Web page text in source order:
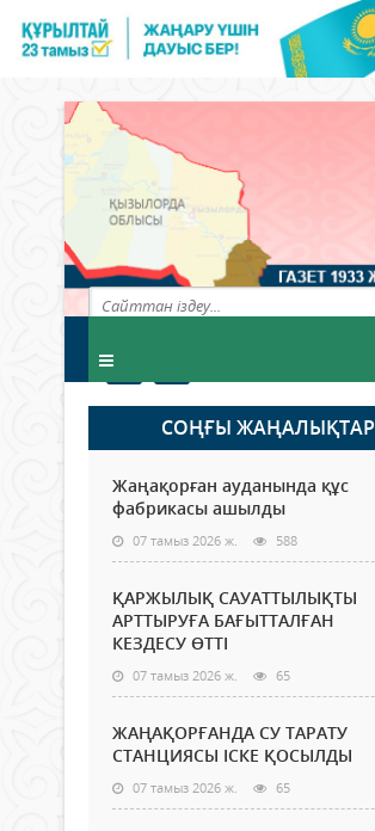
СОҢҒЫ ЖАҢАЛЫҚТАР
Жаңақорған ауданында құс
фабрикасы ашылды
07 тамыз 2026 ж. 588
ҚАРЖЫЛЫҚ САУАТТЫЛЫҚТЫ
АРТТЫРУҒА БАҒЫТТАЛҒАН
КЕЗДЕСУ ӨТТІ
07 тамыз 2026 ж. 65
ЖАҢАҚОРҒАНДА СУ ТАРАТУ
СТАНЦИЯСЫ ІСКЕ ҚОСЫЛДЫ
07 тамыз 2026 ж. 65